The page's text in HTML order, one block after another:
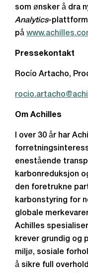
som ønsker å dra
Analytics-
på
Pressekontakt
Rocío Artacho,
Om Achilles
I over 30 år har
enestående
karbonreduksjon
den foretrukne
karbonstyring for
globale
Achilles
krever grundig og
miljø, sosiale
å sikre full